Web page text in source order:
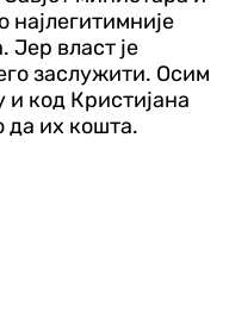
најлегитимније
Јер власт је
заслужити. Осим
и код Кристијана
да их кошта.